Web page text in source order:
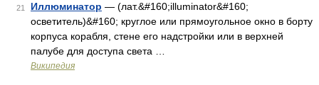
21 Иллюминатор — (лат.&#160;illuminator&#160;
осветитель)&#160; круглое или прямоугольное окно в борту
корпуса корабля, стене его надстройки или в верхней
палубе для доступа света …
Википедия